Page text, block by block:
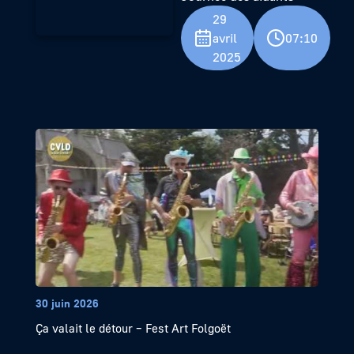
29
avril
2025
07:10
30 juin 2026
Ça valait le détour – Fest Art Folgoët